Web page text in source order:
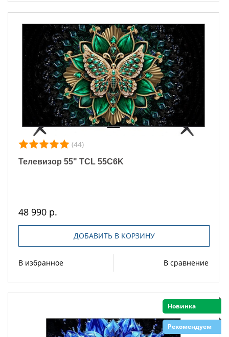
(44)
Телевизор 55" TCL 55C6K
48 990 р.
ДОБАВИТЬ В КОРЗИНУ
В избранное В сравнение
Новинка
Рекомендуем